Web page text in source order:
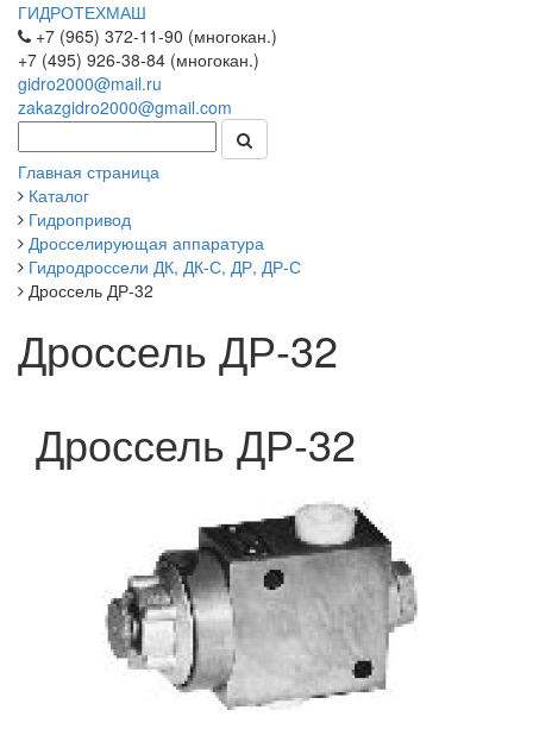
ГИДРОТЕХМАШ
+7 (965) 372-11-90 (многокан.)
+7 (495) 926-38-84 (многокан.)
gidro2000@mail.ru
zakazgidro2000@gmail.com
Главная страница
Каталог
Гидропривод
Дросселирующая аппаратура
Гидродроссели ДК, ДК-С, ДР, ДР-С
Дроссель ДР-32
Дроссель ДР-32
Дроссель ДР-32